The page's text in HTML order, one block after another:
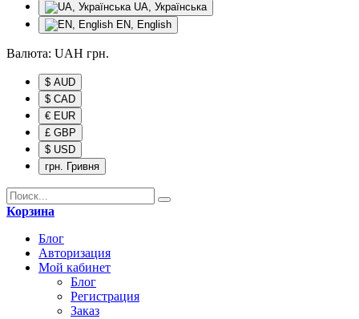
UA, Українська
EN, English
Валюта: UAH грн.
$ AUD
$ CAD
€ EUR
£ GBP
$ USD
грн. Гривня
Корзина
Блог
Авторизация
Мой кабинет
Блог
Регистрация
Заказ